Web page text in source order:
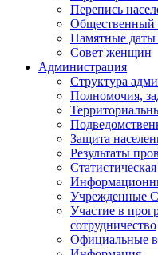
Перепись
Общественный
Памятные даты
Совет женщин
Администрация
Структура
Полномочия,
Защита
Результаты
Учрежденные
Участие в
сотрудничество
Официальные